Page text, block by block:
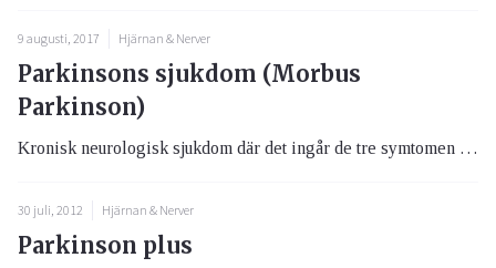
9 augusti, 2017 Hjärnan & Nerver
Parkinsons sjukdom (Morbus
Parkinson)
Kronisk neurologisk sjukdom där det ingår de tre symtomen nedsatt rörlighet, stelhet och skakningar i ena eller båda hän...
30 juli, 2012 Hjärnan & Nerver
Parkinson plus